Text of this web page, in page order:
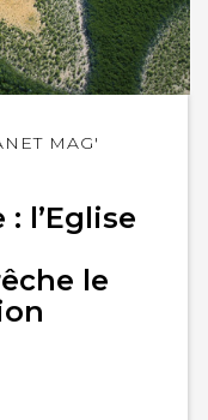
MAG'
l’Eglise
le